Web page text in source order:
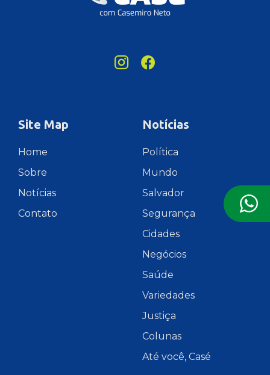
Site Map
Home
Sobre
Notícias
Contato
Notícias
Política
Mundo
Salvador
Segurança
Cidades
Negócios
Saúde
Variedades
Justiça
Colunas
Até você, Casé